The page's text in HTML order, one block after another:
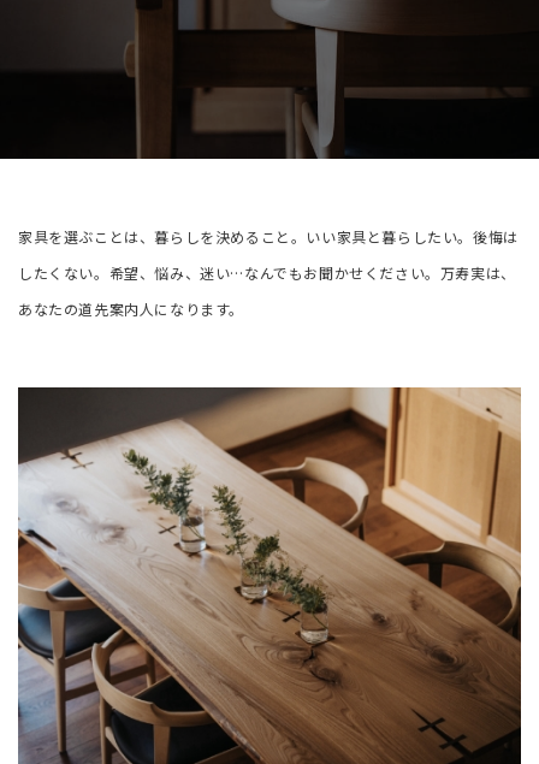
家具を選ぶことは、暮らしを決めること。 いい家具と暮らしたい。後悔は
したくない。 希望、悩み、迷い…なんでもお聞かせください。 万寿実は、
あなたの道先案内人になります。